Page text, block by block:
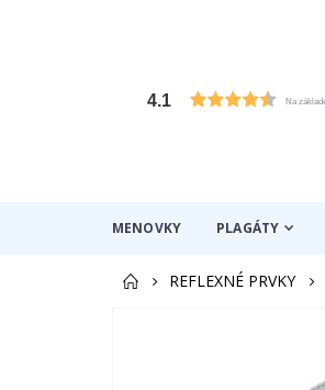
4.1 Na
MENOVKY PLAGÁTY
REFLEXNÉ PRVKY